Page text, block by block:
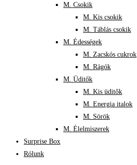
M. Csokik
M. Kis csokik
M. Táblás csokik
M. Édességek
M. Zacskós cukrok
M. Rágók
M. Üditők
M. Kis üditők
M. Energia italok
M. Sörök
M. Élelmiszerek
Surprise Box
Rólunk